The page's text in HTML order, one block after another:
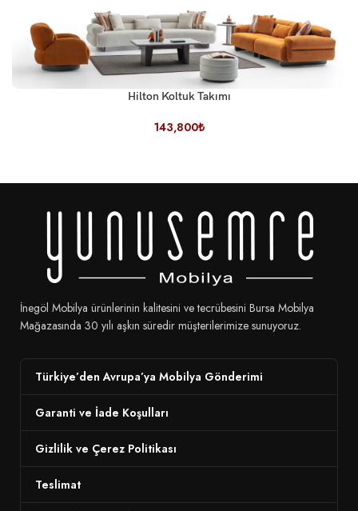
Hilton Koltuk Takımı
143,800₺
İnegöl Mobilya ürünlerinin kalitesini ve tecrübesini Bursa Mobilya
Mağazasında 30 yılı aşkın süredir müşterilerimize sunuyoruz.
Türkiye’den Avrupa’ya Mobilya Gönderimi
Garanti ve İade Koşulları
Gizlilik ve Çerez Politikası
Teslimat